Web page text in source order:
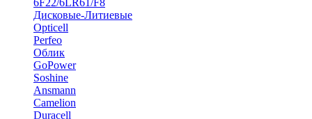
6F22/6LR61/F8
Дисковые-Литиевые
Opticell
Perfeo
Облик
GoPower
Soshine
Ansmann
Camelion
Duracell